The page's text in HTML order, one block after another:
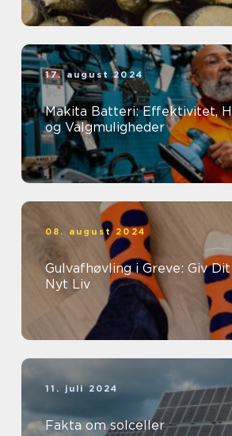
17. august 2024
Makita Batteri: Effektivitet,
og Valgmuligheder
08. august 2024
Gulvafhøvling i Greve: Giv
Nyt Liv
11. juli 2024
Fakta om solceller